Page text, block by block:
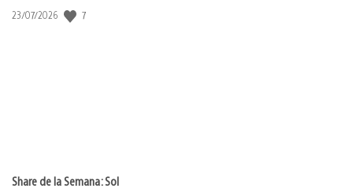
Fecha
23/07/2026 7
Share de la Semana: Sol